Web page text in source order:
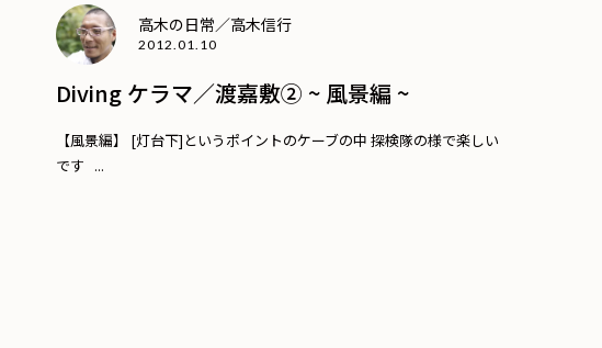
高木の日常／高木信行
2012.01.10
Diving ケラマ／渡嘉敷② ~ 風景編 ~
【風景編】 [灯台下]というポイントのケーブの中 探検隊の様で楽しい
です ...